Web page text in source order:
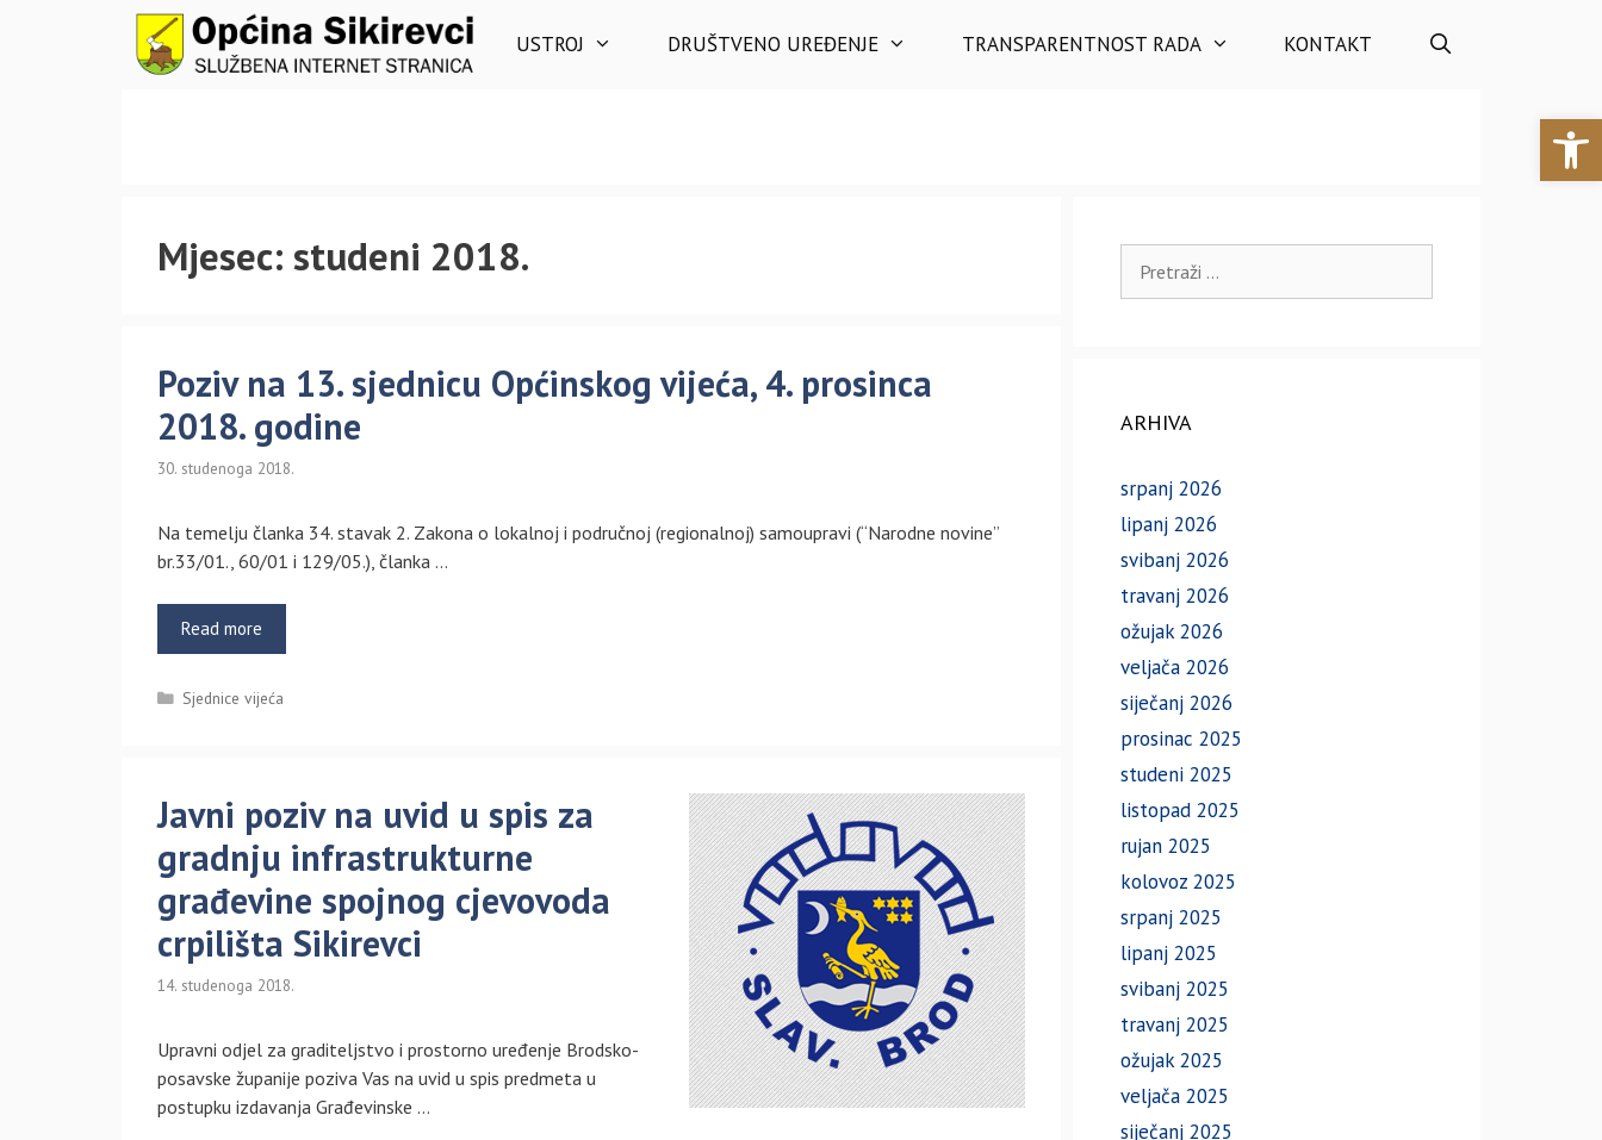
USTROJ DRUŠTVENO UREĐENJE TRANSPARENTNOST RADA KONTAKT
Mjesec: studeni 2018.
Poziv na 13. sjednicu Općinskog vijeća, 4. prosinca
2018. godine
30. studenoga 2018.
Na temelju članka 34. stavak 2. Zakona o lokalnoj i područnoj (regionalnoj) samoupravi (“Narodne novine”
br.33/01., 60/01 i 129/05.), članka …
Read more
Kategorije
Sjednice vijeća
Javni poziv na uvid u spis za
gradnju infrastrukturne
građevine spojnog cjevovoda
crpilišta Sikirevci
14. studenoga 2018.
Upravni odjel za graditeljstvo i prostorno uređenje Brodsko-
posavske županije poziva Vas na uvid u spis predmeta u
postupku izdavanja Građevinske …
ARHIVA
srpanj 2026
lipanj 2026
svibanj 2026
travanj 2026
ožujak 2026
veljača 2026
siječanj 2026
prosinac 2025
studeni 2025
listopad 2025
rujan 2025
kolovoz 2025
srpanj 2025
lipanj 2025
svibanj 2025
travanj 2025
ožujak 2025
veljača 2025
siječanj 2025